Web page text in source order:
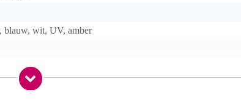
blauw, wit, UV, amber